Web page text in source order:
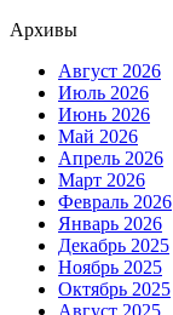
Архивы
Август 2026
Июль 2026
Июнь 2026
Май 2026
Апрель 2026
Март 2026
Февраль 2026
Январь 2026
Декабрь 2025
Ноябрь 2025
Октябрь 2025
Август 2025